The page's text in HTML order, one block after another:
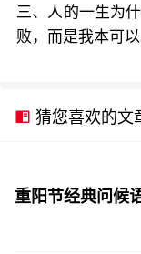
三、人的一生为
败，而是我本可
猜您喜欢的文
重阳节经典问候